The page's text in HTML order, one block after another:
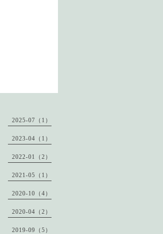
2025-07（1）
2023-04（1）
2022-01（2）
2021-05（1）
2020-10（4）
2020-04（2）
2019-09（5）